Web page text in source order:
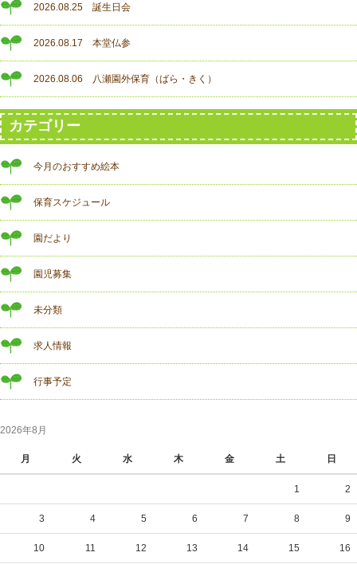
2026.08.25 誕生日会
2026.08.17 本堂仏参
2026.08.06 八瀬園外保育（ばら・きく）
カテゴリー
今月のおすすめ絵本
保育スケジュール
園だより
園児募集
未分類
求人情報
行事予定
2026年8月
月 火 水 木 金 土 日
1 2
3 4 5 6 7 8 9
10 11 12 13 14 15 16